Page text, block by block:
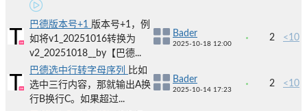
巴德版本号+1 版本号+1，例
如将v1_20251016转换为
v2_20251018__by【巴德...
Bader
2025-10-18 12:00
2 <10
巴德选中行转字母序列
比如
选中三行内容，那就输出A换
行B换行C。如果超过...
Bader
2025-10-14 17:23
2 <10